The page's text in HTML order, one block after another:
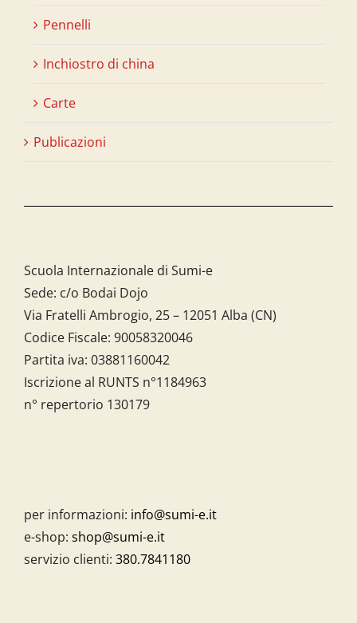
Pennelli
Inchiostro di china
Carte
Publicazioni
Scuola Internazionale di Sumi-e
Sede: c/o Bodai Dojo
Via Fratelli Ambrogio, 25 – 12051 Alba (CN)
Codice Fiscale: 90058320046
Partita iva: 03881160042
Iscrizione al RUNTS n°1184963
n° repertorio 130179
per informazioni: info@sumi-e.it
e-shop: shop@sumi-e.it
servizio clienti: 380.7841180